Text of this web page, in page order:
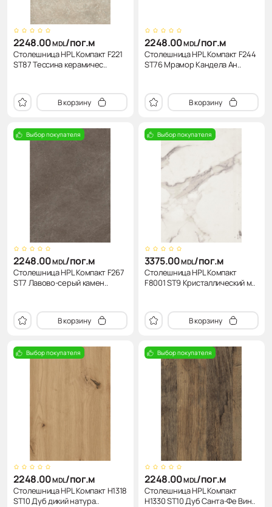
2248.00MDL/пог.м
Столешница HPL Компакт F221
ST87 Тессина керамичес..
В корзину
2248.00MDL/пог.м
Столешница HPL Компакт F244
ST76 Мрамор Кандела Ан..
В корзину
Выбор покупателя
2248.00MDL/пог.м
Столешница HPL Компакт F267
ST7 Лавово-серый камен..
В корзину
Выбор покупателя
3375.00MDL/пог.м
Столешница HPL Компакт
F8001 ST9 Кристаллический м..
В корзину
Выбор покупателя
2248.00MDL/пог.м
Столешница HPL Компакт H1318
ST10 Дуб дикий натура..
Выбор покупателя
2248.00MDL/пог.м
Столешница HPL Компакт
H1330 ST10 Дуб Санта-Фе Вин..